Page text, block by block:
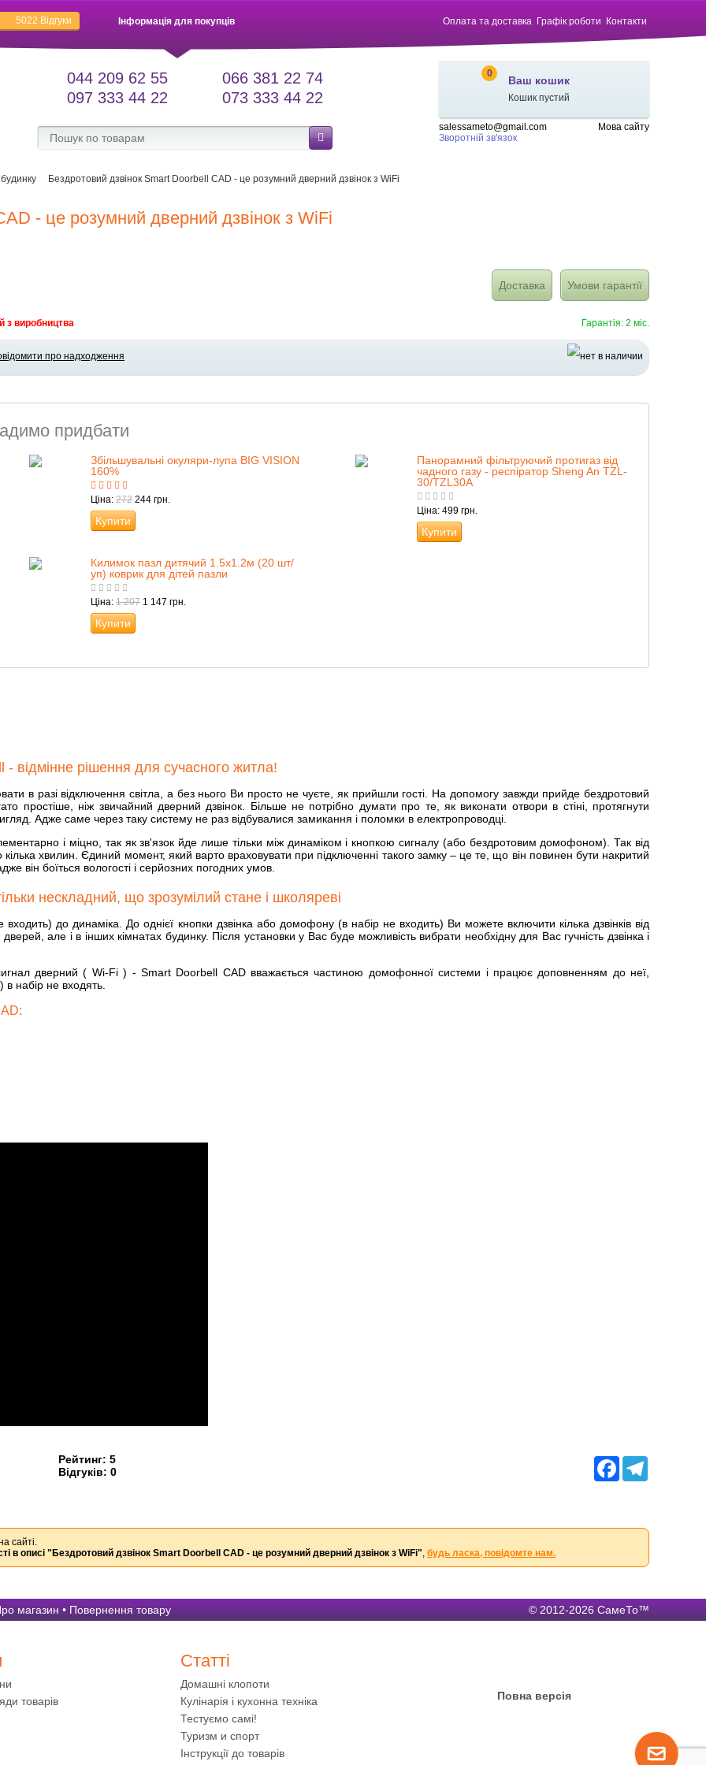
5022 Відгуки Оплата та доставка Графік роботи Контакти
Інформація для покупців
0
Ваш кошик
Кошик пустий
salessameto@gmail.com
Зворотній зв'язок
Мова сайту
044 209 62 55
097 333 44 22
066 381 22 74
073 333 44 22
Бездротовий дзвінок Smart Doorbell CAD - це розумний дверний дзвінок з WiFi
- це розумний дверний дзвінок з WiFi
Доставка Умови гарантії
з виробництва Гарантія: 2 міс.
про надходження
придбати
Збільшувальні окуляри-лупа BIG VISION
160%
Ціна: 272 244 грн.
Купити
Панорамний фільтруючий протигаз від
чадного газу - респіратор Sheng An TZL-
30/TZL30A
Ціна: 499 грн.
Купити
Килимок пазл дитячий 1.5х1.2м (20 шт/
уп) коврик для дітей пазли
Ціна: 1 207 1 147 грн.
Купити
відмінне рішення для сучасного житла!
в разі відключення світла, а без нього Ви просто не чуєте, як прийшли гості. На допомогу завжди прийде бездротовий
простіше, ніж звичайний дверний дзвінок. Більше не потрібно думати про те, як виконати отвори в стіні, протягнути
Адже саме через таку систему не раз відбувалися замикання і поломки в електропроводці.
і міцно, так як зв'язок йде лише тільки між динаміком і кнопкою сигналу (або бездротовим домофоном). Так від
хвилин. Єдиний момент, який варто враховувати при підключенні такого замку – це те, що він повинен бути накритий
він боїться вологості і серйозних погодних умов.
нескладний, що зрозумілий стане і школяреві
до динаміка. До однієї кнопки дзвінка або домофону (в набір не входить) Ви можете включити кілька дзвінків від
але і в інших кімнатах будинку. Після установки у Вас буде можливість вибрати необхідну для Вас гучність дзвінка і
дверний ( Wi-Fi ) - Smart Doorbell CAD вважається частиною домофонної системи і працює доповненням до неї,
набір не входять.
Facebook
Рейтинг: 5
Відгуків: 0
сайті.
в описі "Бездротовий дзвінок Smart Doorbell CAD - це розумний дверний дзвінок з WiFi", будь ласка, повідомте нам.
© 2012-2026 СамеТо™
магазин • Повернення товару
товарів
Статті
Домашні клопоти
Кулінарія і кухонна техніка
Тестуємо самі!
Туризм и спорт
Інструкції до товарів
Повна версія